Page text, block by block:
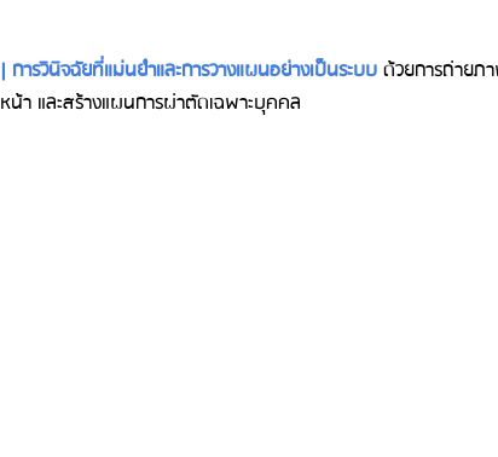
| การวินิจฉัยที่แม่นยำและการวางแผนอย่างเป็นระบบ ด้วยการถ่ายภ
หน้า และสร้างแผนการผ่าตัดเฉพาะบุคคล